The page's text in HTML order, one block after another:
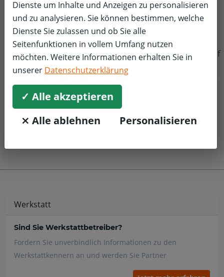
mindestens 7 Tage vorher den Termin gemacht hatte.
So musste ich erst wieder von Pirna nach Hause fahren.
Und Nachmittags eben wieder von Heidenau nach Pirna
kommen.
Werkstatt
Sind Sie Werkstattbetreiber?
Fordern Sie unverbindlich Informationen zu den
Werkstattkennern an und werden Sie Partner
Dienste um Inhalte und Anzeigen zu personalisieren
und zu analysieren. Sie können bestimmen, welche
Dienste Sie zulassen und ob Sie alle
Seitenfunktionen in vollem Umfang nutzen
möchten. Weitere Informationen erhalten Sie in
unserer Datenschutzerklärung
✓ Alle akzeptieren
⨯ Alle ablehnen
Personalisieren
f